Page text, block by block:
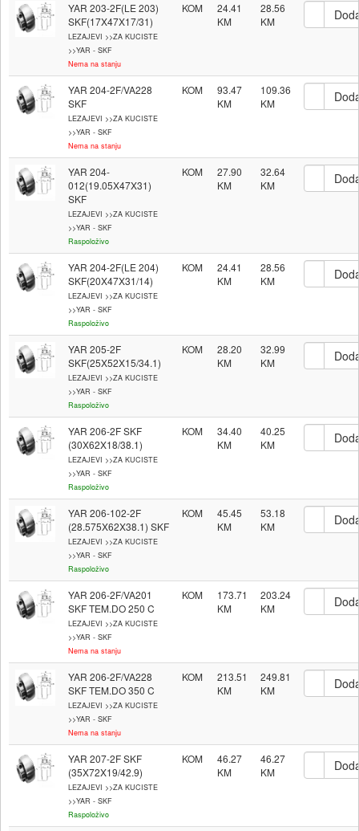
YAR 203-2F(LE 203)
SKF(17X47X17/31)
LEZAJEVI >>ZA KUCISTE
>>YAR - SKF
Nema na stanju
KOM 24.41 28.56
YAR 204-2F/VA228
SKF
LEZAJEVI >>ZA KUCISTE
>>YAR - SKF
Nema na stanju
KOM 93.47 109.36
YAR 204-
012(19.05X47X31)
SKF
LEZAJEVI >>ZA KUCISTE
>>YAR - SKF
Raspoloživo
KOM 27.90 32.64
YAR 204-2F(LE 204)
SKF(20X47X31/14)
LEZAJEVI >>ZA KUCISTE
>>YAR - SKF
Raspoloživo
KOM 24.41 28.56
YAR 205-2F
SKF(25X52X15/34.1)
LEZAJEVI >>ZA KUCISTE
>>YAR - SKF
Raspoloživo
KOM 28.20 32.99
YAR 206-2F SKF
(30X62X18/38.1)
LEZAJEVI >>ZA KUCISTE
>>YAR - SKF
Raspoloživo
KOM 34.40 40.25
YAR 206-102-2F
(28.575X62X38.1) SKF
LEZAJEVI >>ZA KUCISTE
>>YAR - SKF
Raspoloživo
KOM 45.45 53.18
YAR 206-2F/VA201
SKF TEM.DO 250 C
LEZAJEVI >>ZA KUCISTE
>>YAR - SKF
Nema na stanju
KOM 173.71 203.24
YAR 206-2F/VA228
SKF TEM.DO 350 C
LEZAJEVI >>ZA KUCISTE
>>YAR - SKF
Nema na stanju
KOM 213.51 249.81
YAR 207-2F SKF
(35X72X19/42.9)
LEZAJEVI >>ZA KUCISTE
>>YAR - SKF
Raspoloživo
KOM 46.27 46.27